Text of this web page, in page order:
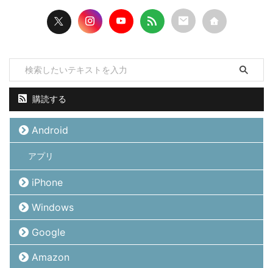
購読する
Android
アプリ
iPhone
Windows
Google
Amazon